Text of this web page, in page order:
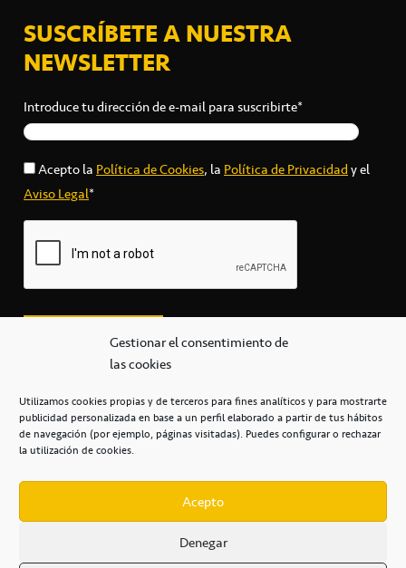
Gestionar el consentimiento de
las cookies
Utilizamos cookies propias y de terceros para fines analíticos y para mostrarte
publicidad personalizada en base a un perfil elaborado a partir de tus hábitos
de navegación (por ejemplo, páginas visitadas). Puedes configurar o rechazar
la utilización de cookies.
Acepto
Denegar
SUSCRÍBETE A NUESTRA
NEWSLETTER
Introduce tu dirección de e-mail para suscribirte*
Acepto laPolítica de Cookies, laPolítica de Privacidady el
Aviso Legal*
secretaria@cbcanarias.es
+34 922 253 684
Casa del Deporte / 38108 – La Laguna